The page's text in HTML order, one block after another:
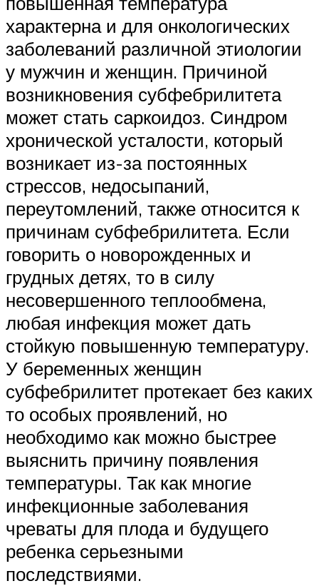
характерна и для онкологических
заболеваний различной этиологии
у мужчин и женщин. Причиной
возникновения субфебрилитета
может стать саркоидоз. Синдром
хронической усталости, который
возникает из-за постоянных
стрессов, недосыпаний,
переутомлений, также относится к
причинам субфебрилитета. Если
говорить о новорожденных и
грудных детях, то в силу
несовершенного теплообмена,
любая инфекция может дать
стойкую повышенную температуру.
У беременных женщин
субфебрилитет протекает без каких
то особых проявлений, но
необходимо как можно быстрее
выяснить причину появления
температуры. Так как многие
инфекционные заболевания
чреваты для плода и будущего
ребенка серьезными
последствиями.